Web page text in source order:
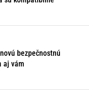
bezpečnostnú
aj vám